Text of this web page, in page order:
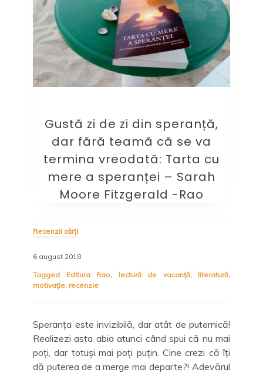
Gustă zi de zi din speranță,
dar fără teamă că se va
termina vreodată: Tarta cu
mere a speranței – Sarah
Moore Fitzgerald -Rao
Recenzii cărți
6 august 2018
Tagged Editura Rao, lectură de vacanță, literatură,
motivație, recenzie
Speranța este invizibilă, dar atât de puternică!
Realizezi asta abia atunci când spui că nu mai
poți, dar totuși mai poți puțin. Cine crezi că îți
dă puterea de a merge mai departe?! Adevărul